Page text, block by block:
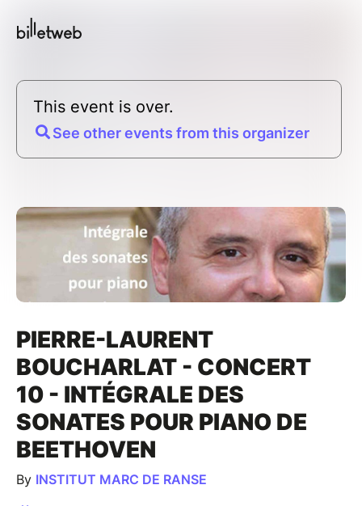
This event is over.
See other events from this organizer
PIERRE-LAURENT
BOUCHARLAT - CONCERT
10 - INTÉGRALE DES
SONATES POUR PIANO DE
BEETHOVEN
By INSTITUT MARC DE RANSE